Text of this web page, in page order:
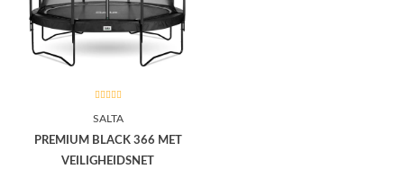
SALTA
PREMIUM BLACK 366 MET
VEILIGHEIDSNET